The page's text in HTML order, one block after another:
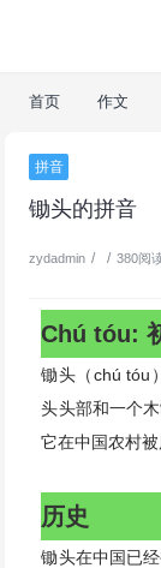
首页 作文
拼音
锄头的拼音
zydadmin / / 380阅
Chú tóu:
锄头（chú tóu
头头部和一个
它在中国农村被
历史
锄头在中国已